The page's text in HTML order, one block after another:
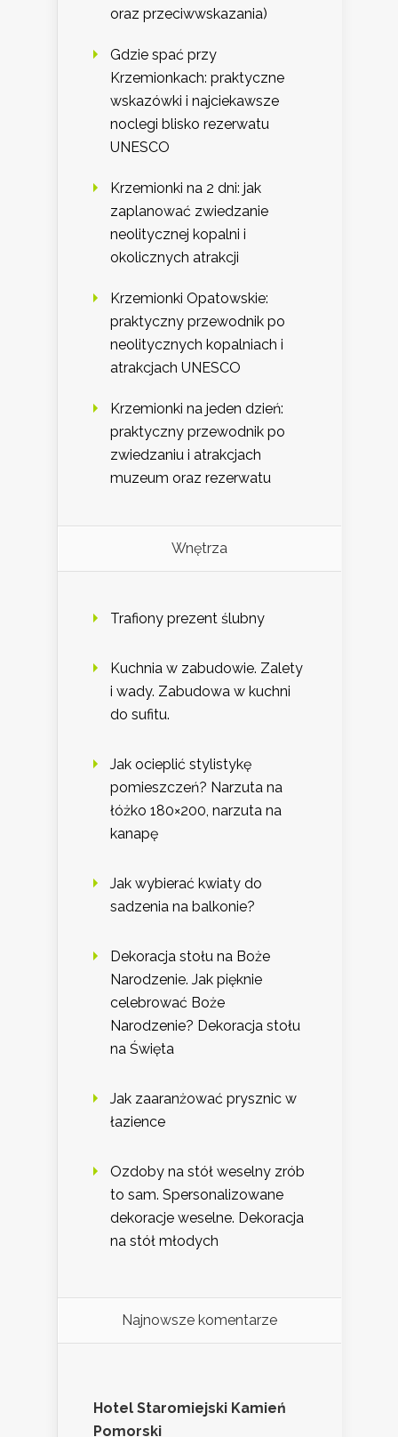
oraz przeciwwskazania)
Gdzie spać przy
Krzemionkach: praktyczne
wskazówki i najciekawsze
noclegi blisko rezerwatu
UNESCO
Krzemionki na 2 dni: jak
zaplanować zwiedzanie
neolitycznej kopalni i
okolicznych atrakcji
Krzemionki Opatowskie:
praktyczny przewodnik po
neolitycznych kopalniach i
atrakcjach UNESCO
Krzemionki na jeden dzień:
praktyczny przewodnik po
zwiedzaniu i atrakcjach
muzeum oraz rezerwatu
Wnętrza
Trafiony prezent ślubny
Kuchnia w zabudowie. Zalety
i wady. Zabudowa w kuchni
do sufitu.
Jak ocieplić stylistykę
pomieszczeń? Narzuta na
łóżko 180×200, narzuta na
kanapę
Jak wybierać kwiaty do
sadzenia na balkonie?
Dekoracja stołu na Boże
Narodzenie. Jak pięknie
celebrować Boże
Narodzenie? Dekoracja stołu
na Święta
Jak zaaranżować prysznic w
łazience
Ozdoby na stół weselny zrób
to sam. Spersonalizowane
dekoracje weselne. Dekoracja
na stół młodych
Najnowsze komentarze
Hotel Staromiejski Kamień
Pomorski